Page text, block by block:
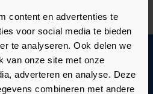
content en advertenties te
voor social media te bieden
te analyseren. Ook delen we
van onze site met onze
adverteren en analyse. Deze
combineren met andere
je om een goed beeld te krijgen
product? Laat dan vooral een
met jouw mening en
nog beter aanbod.